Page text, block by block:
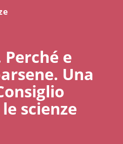
e
Una
scienze